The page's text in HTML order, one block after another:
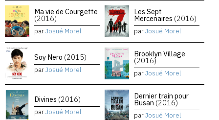
Ma vie de Courgette
(2016)
parJosué Morel
Les Sept
Mercenaires (2016)
parJosué Morel
Soy Nero (2015)
parJosué Morel
Brooklyn Village
(2016)
parJosué Morel
Divines (2016)
parJosué Morel
Dernier train pour
Busan (2016)
parJosué Morel